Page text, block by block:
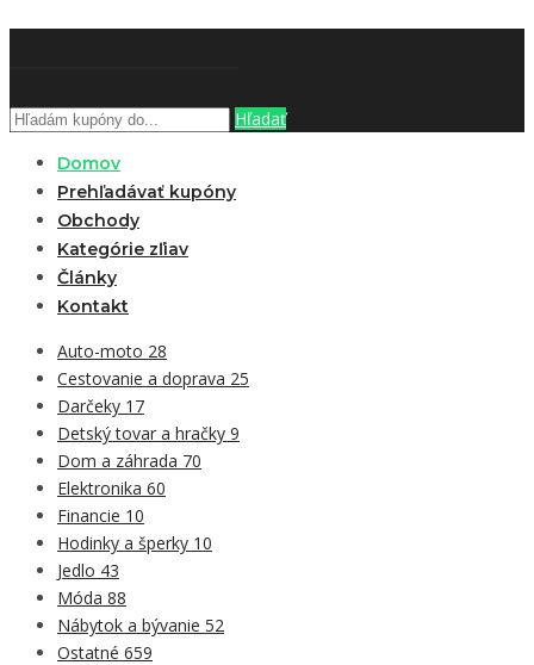
Hľadať
Domov
Prehľadávať kupóny
Obchody
Kategórie zľiav
Články
Kontakt
Auto-moto 28
Cestovanie a doprava 25
Darčeky 17
Detský tovar a hračky 9
Dom a záhrada 70
Elektronika 60
Financie 10
Hodinky a šperky 10
Jedlo 43
Móda 88
Nábytok a bývanie 52
Ostatné 659